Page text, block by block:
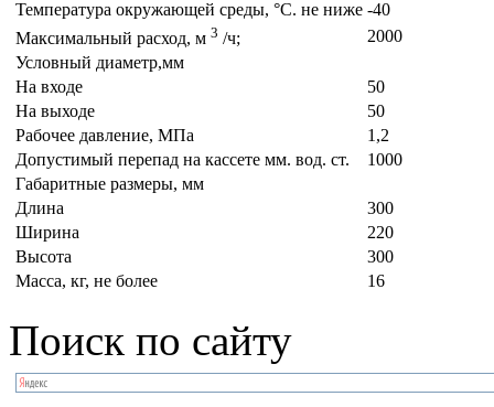
Температура окружающей среды, °С. не ниже -40
Максимальный расход, м 3 /ч;
2000
Условный диаметр,мм
На входе
50
На выходе
50
Рабочее давление, МПа
1,2
Допустимый перепад на кассете мм. вод. ст.
1000
Габаритные размеры, мм
Длина
300
Ширина
220
Высота
300
Масса, кг, не более
16
Поиск по сайту